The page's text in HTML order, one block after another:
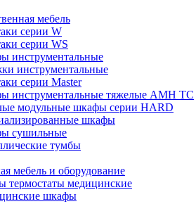
мебель
серии W
серии WS
инструментальные
инструментальные
серии Master
инструментальные тяжелые AMH TC
модульные шкафы серии HARD
шкафы
сушильные
тумбы
мебель и оборудование
термостаты медицинские
шкафы